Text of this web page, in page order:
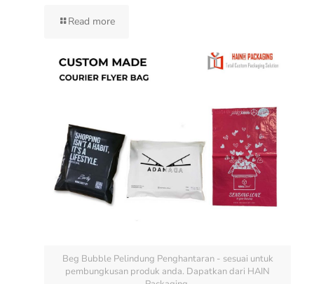
Read more
Beg Bubble Pelindung Penghantaran - sesuai untuk
pembungkusan produk anda. Dapatkan dari HAIN